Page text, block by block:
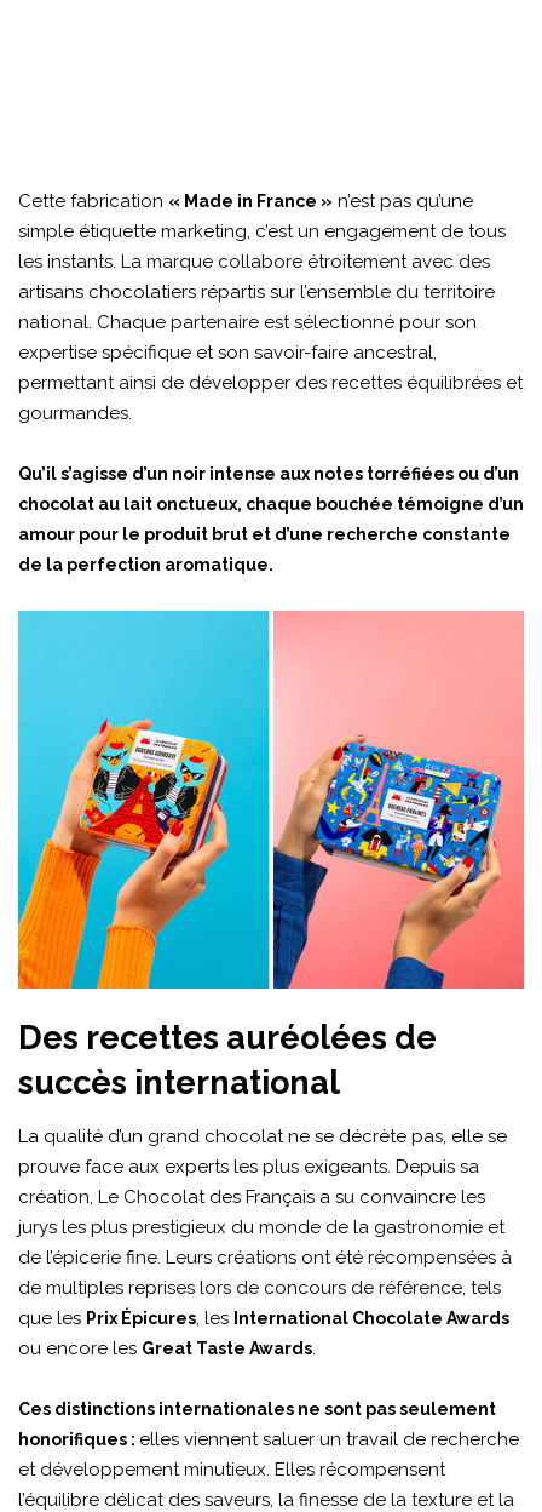
Cette fabrication « Made in France » n’est pas qu’une
simple étiquette marketing, c’est un engagement de tous
les instants. La marque collabore étroitement avec des
artisans chocolatiers répartis sur l’ensemble du territoire
national. Chaque partenaire est sélectionné pour son
expertise spécifique et son savoir-faire ancestral,
permettant ainsi de développer des recettes équilibrées et
gourmandes.
Qu’il s’agisse d’un noir intense aux notes torréfiées ou d’un
chocolat au lait onctueux, chaque bouchée témoigne d’un
amour pour le produit brut et d’une recherche constante
de la perfection aromatique.
Des recettes auréolées de
succès international
La qualité d’un grand chocolat ne se décrète pas, elle se
prouve face aux experts les plus exigeants. Depuis sa
création, Le Chocolat des Français a su convaincre les
jurys les plus prestigieux du monde de la gastronomie et
de l’épicerie fine. Leurs créations ont été récompensées à
de multiples reprises lors de concours de référence, tels
que les Prix Épicures, les International Chocolate Awards
ou encore les Great Taste Awards.
Ces distinctions internationales ne sont pas seulement
honorifiques : elles viennent saluer un travail de recherche
et développement minutieux. Elles récompensent
l’équilibre délicat des saveurs, la finesse de la texture et la